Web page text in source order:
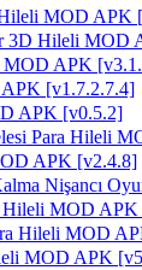
MOD APK
3D Hileli MOD
APK
[v1.7.2.7.4]
APK [v0.5.2]
Para Hileli
APK [v2.4.8]
Nişancı
Hileli MOD
Hileli MOD
MOD APK